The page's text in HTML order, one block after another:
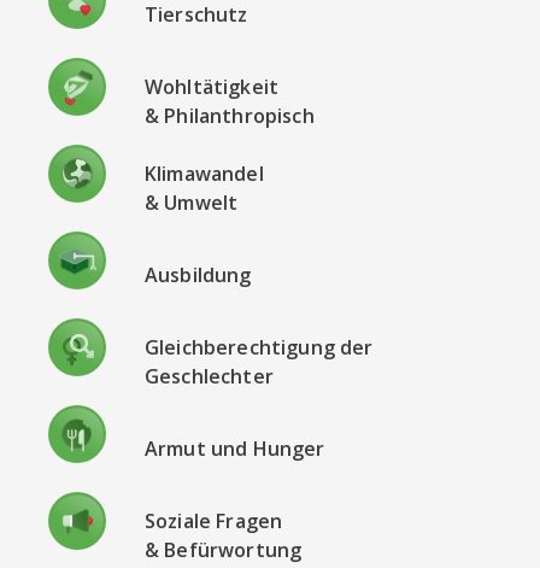
Tierschutz
Wohltätigkeit
& Philanthropisch
Klimawandel
& Umwelt
Ausbildung
Gleichberechtigung der
Geschlechter
Armut und Hunger
Soziale Fragen
& Befürwortung